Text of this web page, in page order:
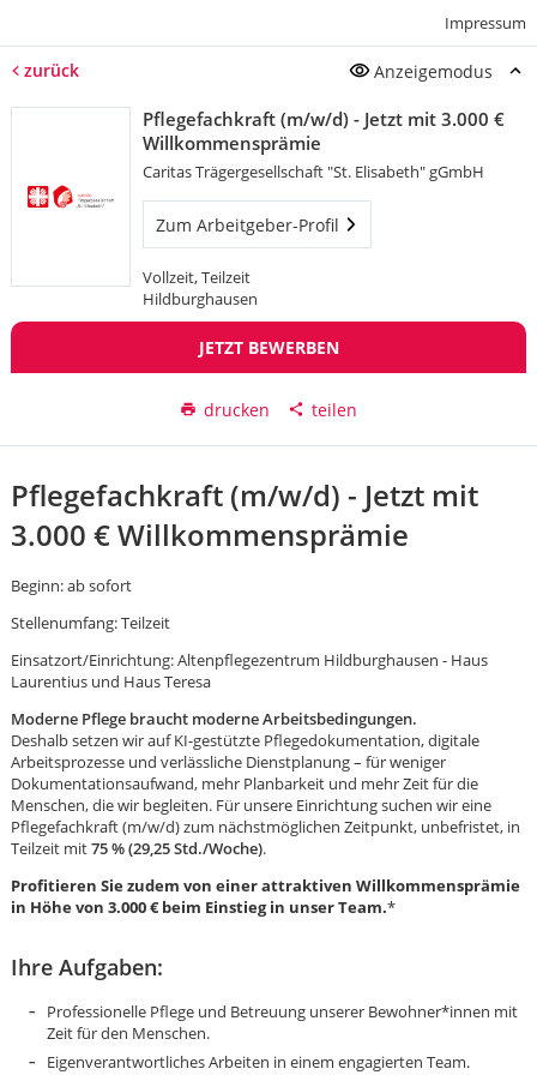
Impressum
zurück Anzeigemodus
Pflegefachkraft (m/w/d) - Jetzt mit 3.000 €
Willkommensprämie
Caritas Trägergesellschaft "St. Elisabeth" gGmbH
Zum Arbeitgeber-Profil
Vollzeit, Teilzeit
Hildburghausen
JETZT BEWERBEN
drucken teilen
Pflegefachkraft (m/w/d) - Jetzt mit
3.000 € Willkommensprämie
Beginn: ab sofort
Stellenumfang: Teilzeit
Einsatzort/Einrichtung: Altenpflegezentrum Hildburghausen - Haus
Laurentius und Haus Teresa
Moderne Pflege braucht moderne Arbeitsbedingungen.
Deshalb setzen wir auf KI-gestützte Pflegedokumentation, digitale
Arbeitsprozesse und verlässliche Dienstplanung – für weniger
Dokumentationsaufwand, mehr Planbarkeit und mehr Zeit für die
Menschen, die wir begleiten. Für unsere Einrichtung suchen wir eine
Pflegefachkraft (m/w/d) zum nächstmöglichen Zeitpunkt, unbefristet, in
Teilzeit mit75 % (29,25 Std./Woche).
Profitieren Sie zudem von einer attraktiven Willkommensprämie
in Höhe von 3.000 €beim Einstieg in unser Team.*
Ihre Aufgaben:
Professionelle Pflege und Betreuung unserer Bewohner*innen mit
Zeit für den Menschen.
Eigenverantwortliches Arbeiten in einem engagierten Team.
Karte anzeigen